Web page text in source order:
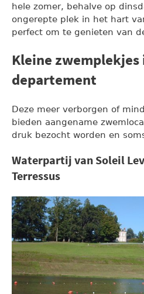
hele zomer, behalve op
ongerepte plek in het hart
perfect om te genieten van
Kleine zwemplekjes
departement
Deze meer verborgen of
bieden aangename
druk bezocht worden en
Waterpartij van Soleil
Terressus